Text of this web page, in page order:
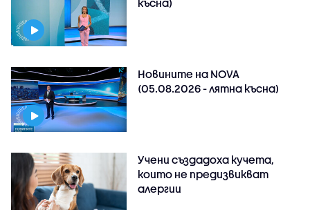
късна)
Новините на NOVA
(05.08.2026 - лятна късна)
Учени създадоха кучета,
които не предизвикват
алергии